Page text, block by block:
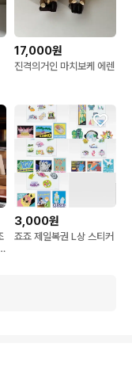
17,000원
진격의거인 마치보케 에렌
3,000원
죠죠 제일복권 L상 스티커